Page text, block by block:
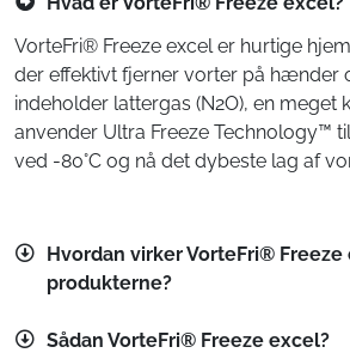
VorteFri® Freeze excel er hurtige
der effektivt fjerner vorter på hænder
indeholder lattergas (N2O), en meget
anvender Ultra Freeze Technology™
ved -80°C og nå det dybeste lag af
Hvordan virker VorteFri® Freeze
produkterne?
Sådan VorteFri® Freeze excel?